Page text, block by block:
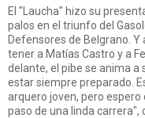
El "Laucha" hizo su
palos en el triunfo del
Defensores de Belgrano. Y
tener a Matías Castro y a
delante, el pibe se anima a
estar siempre preparado.
arquero joven, pero espero
paso de una linda carrera",